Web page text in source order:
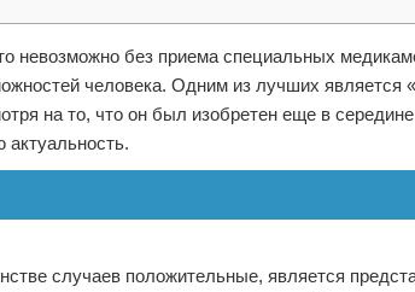
невозможно без приема специальных
человека. Одним из лучших является
на то, что он был изобретен еще в
актуальность.
случаев положительные, является